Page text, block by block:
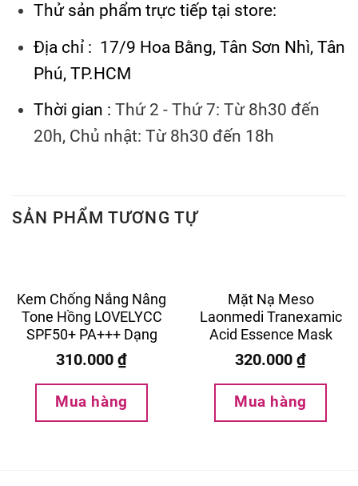
Thử sản phẩm trực tiếp tại store:
Địa chỉ : 17/9 Hoa Bằng, Tân Sơn Nhì, Tân
Phú, TP.HCM
Thời gian :Thứ 2 - Thứ 7: Từ 8h30 đến
20h, Chủ nhật: Từ 8h30 đến 18h
SẢN PHẨM TƯƠNG TỰ
Kem Chống Nắng Nâng
Tone Hồng LOVELYCC
SPF50+ PA+++ Dạng
Serum Nhẹ Mặt
310.000 ₫
Mua hàng
Mặt Nạ Meso
Laonmedi Tranexamic
Acid Essence Mask
320.000 ₫
Mua hàng